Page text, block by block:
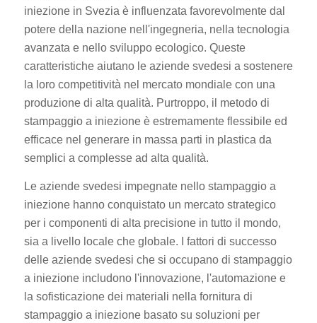
iniezione in Svezia è influenzata favorevolmente dal
potere della nazione nell'ingegneria, nella tecnologia
avanzata e nello sviluppo ecologico. Queste
caratteristiche aiutano le aziende svedesi a sostenere
la loro competitività nel mercato mondiale con una
produzione di alta qualità. Purtroppo, il metodo di
stampaggio a iniezione è estremamente flessibile ed
efficace nel generare in massa parti in plastica da
semplici a complesse ad alta qualità.
Le aziende svedesi impegnate nello stampaggio a
iniezione hanno conquistato un mercato strategico
per i componenti di alta precisione in tutto il mondo,
sia a livello locale che globale. I fattori di successo
delle aziende svedesi che si occupano di stampaggio
a iniezione includono l'innovazione, l'automazione e
la sofisticazione dei materiali nella fornitura di
stampaggio a iniezione basato su soluzioni per